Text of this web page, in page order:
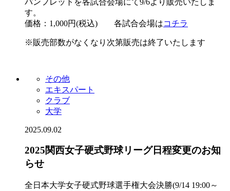
す。
価格：1,000円(税込) 各試合会場はコチラ
※販売部数がなくなり次第販売は終了いたします
その他
エキスパート
クラブ
大学
2025.09.02
2025関西女子硬式野球リーグ日程変更のお知
らせ
全日本大学女子硬式野球選手権大会決勝(9/14 19:00～